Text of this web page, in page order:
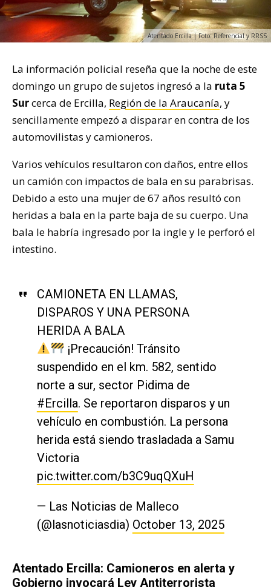
Atentado Ercilla | Foto: Referencial y RRSS
La información policial reseña que la noche de este
domingo un grupo de sujetos ingresó a la ruta 5
Surcerca de Ercilla, Región de la Araucanía, y
sencillamente empezó a disparar en contra de los
automovilistas y camioneros.
Varios vehículos resultaron con daños, entre ellos
un camión con impactos de bala en su parabrisas.
Debido a esto una mujer de 67 años resultó con
heridas a bala en la parte baja de su cuerpo. Una
bala le habría ingresado por la ingle y le perforó el
intestino.
CAMIONETA EN LLAMAS,
DISPAROS Y UNA PERSONA
HERIDA A BALA
¡Precaución! Tránsito
suspendido en el km. 582, sentido
norte a sur, sector Pidima de
#Ercilla. Se reportaron disparos y un
vehículo en combustión. La persona
herida está siendo trasladada a Samu
Victoria
pic.twitter.com/b3C9uqQXuH
— Las Noticias de Malleco
(@lasnoticiasdia) October 13, 2025
Atentado Ercilla: Camioneros en alerta y
Gobierno invocará Ley Antiterrorista